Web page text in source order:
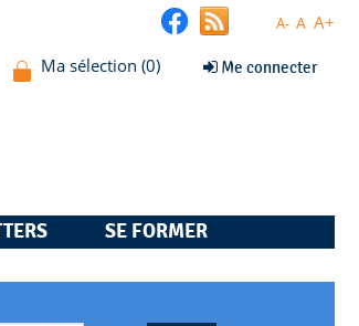
A- A A+
Me connecter
SE FORMER